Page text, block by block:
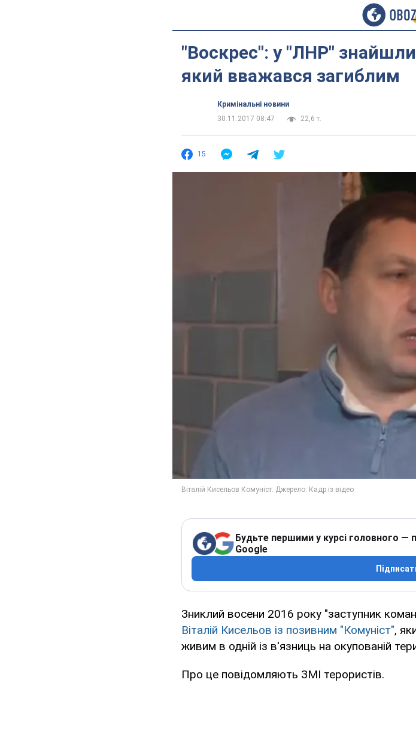
"Воскрес": у "ЛНР"
який вважався загиблим
Кримінальні новини
30.11.2017 08:47
22,6 т.
15
Будьте першими у курсі головного —
Google
Зниклий восени 2016 року "заступник
Віталій Кисельов із позивним "Комуніст",
живим в одній із в'язниць на окупованій
Про це повідомляють ЗМІ терористів.